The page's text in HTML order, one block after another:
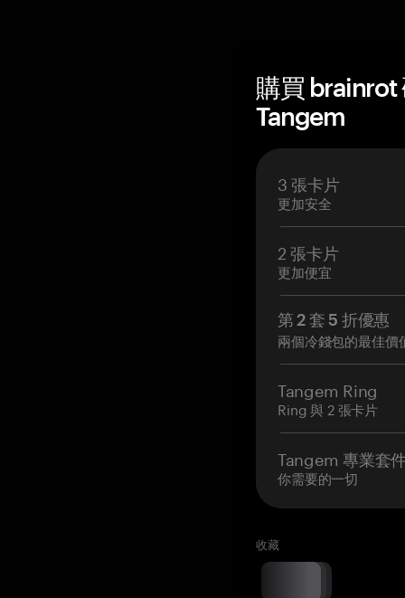
購買
Tangem
3 張卡片
更加安全
2 張卡片
更加便宜
第 2 套 5 折優惠
兩個冷錢包的最佳價
Tangem Ring
Ring 與 2 張卡片
Tangem 專業套
你需要的一切
收藏